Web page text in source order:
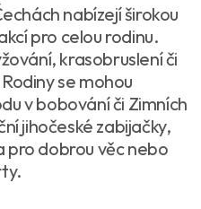
nabízejí širokou
pro celou rodinu.
krasobruslení či
se mohou
v bobování či Zimních
jihočeské zabijačky,
pro dobrou věc nebo